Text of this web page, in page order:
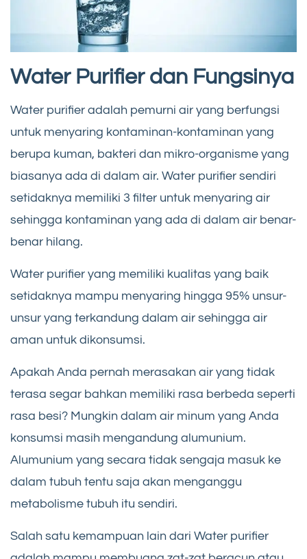
Water Purifier dan Fungsinya
Water purifier adalah pemurni air yang berfungsi
untuk menyaring kontaminan-kontaminan yang
berupa kuman, bakteri dan mikro-organisme yang
biasanya ada di dalam air. Water purifier sendiri
setidaknya memiliki 3 filter untuk menyaring air
sehingga kontaminan yang ada di dalam air benar-
benar hilang.
Water purifier yang memiliki kualitas yang baik
setidaknya mampu menyaring hingga 95% unsur-
unsur yang terkandung dalam air sehingga air
aman untuk dikonsumsi.
Apakah Anda pernah merasakan air yang tidak
terasa segar bahkan memiliki rasa berbeda seperti
rasa besi? Mungkin dalam air minum yang Anda
konsumsi masih mengandung alumunium.
Alumunium yang secara tidak sengaja masuk ke
dalam tubuh tentu saja akan menganggu
metabolisme tubuh itu sendiri.
Salah satu kemampuan lain dari Water purifier